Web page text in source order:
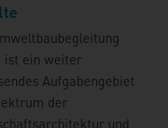
ist ein weiter
Aufgabengebiet
der
und